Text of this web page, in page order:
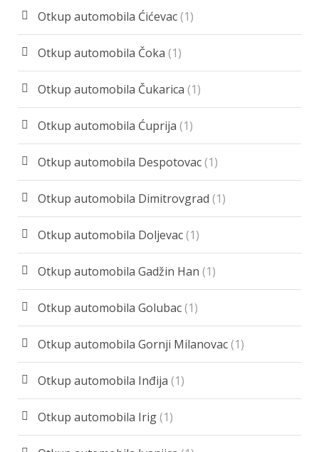
Otkup automobila Ćićevac(1)
Otkup automobila Čoka (1)
Otkup automobila Čukarica (1)
Otkup automobila Ćuprija (1)
Otkup automobila Despotovac(1)
Otkup automobila Dimitrovgrad (1)
Otkup automobila Doljevac(1)
Otkup automobila Gadžin Han (1)
Otkup automobila Golubac(1)
Otkup automobila Gornji Milanovac(1)
Otkup automobila Inđija (1)
Otkup automobila Irig(1)